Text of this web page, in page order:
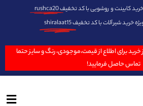
rushca20
shiralaat15
خرید برای اطلاع از قیمت،موجودی، رنگ و سایز حتما
تماس حاصل فرمایید!